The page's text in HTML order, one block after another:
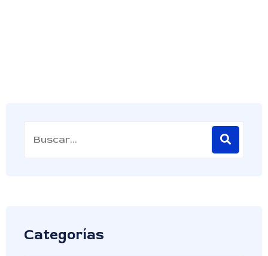
Categorías